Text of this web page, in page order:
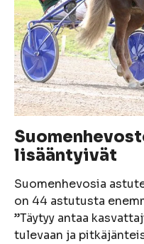
lisääntyivät
Suomenhevosia
on 44 astutusta
”Täytyy antaa
tulevaan ja